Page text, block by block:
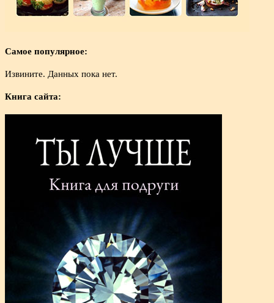
Самое популярное:
Извините. Данных пока нет.
Книга сайта: